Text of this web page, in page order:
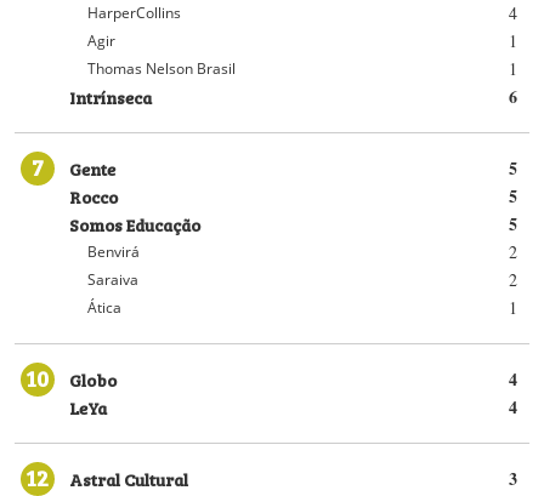
4
HarperCollins
1
Agir
1
Thomas Nelson Brasil
6
Intrínseca
7 5
Gente
5
Rocco
5
Somos Educação
2
Benvirá
2
Saraiva
1
Ática
10 4
Globo
4
LeYa
12 3
Astral Cultural